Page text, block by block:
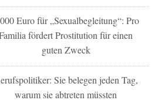
Euro für „Sexualbegleitung“: Pro
fördert Prostitution für einen
guten Zweck
Sie belegen jeden Tag,
warum sie abtreten müssten